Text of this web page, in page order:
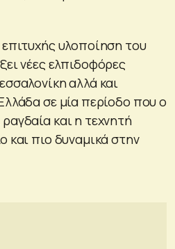
υλοποίηση του
νέες ελπιδοφόρες
αλλά και
σε μία περίοδο που ο
και η τεχνητή
και πιο δυναμικά στην